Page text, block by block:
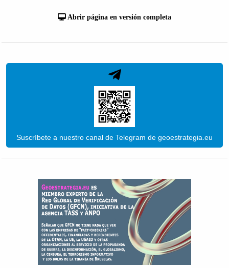
Abrir página en versión completa
Suscríbete a nuestro canal de Telegram de geoestrategia.eu